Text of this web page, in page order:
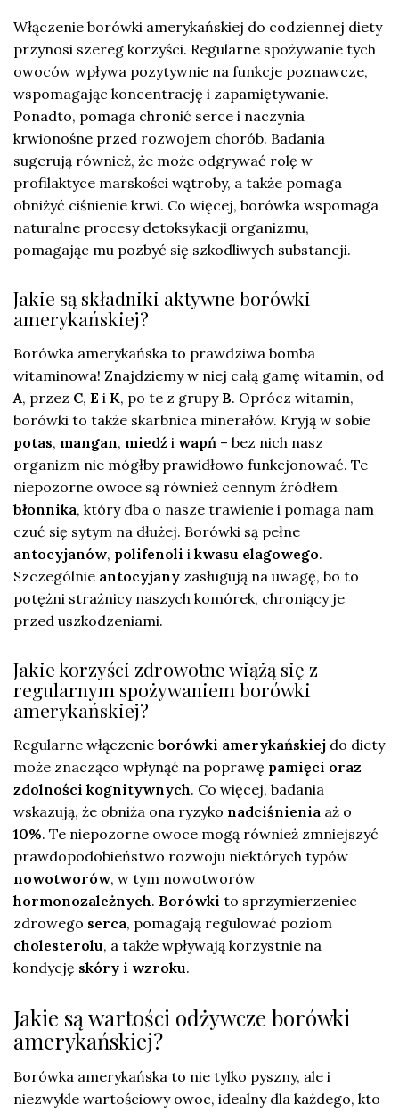
Włączenie borówki amerykańskiej do codziennej diety
przynosi szereg korzyści. Regularne spożywanie tych
owoców wpływa pozytywnie na funkcje poznawcze,
wspomagając koncentrację i zapamiętywanie.
Ponadto, pomaga chronić serce i naczynia
krwionośne przed rozwojem chorób. Badania
sugerują również, że może odgrywać rolę w
profilaktyce marskości wątroby, a także pomaga
obniżyć ciśnienie krwi. Co więcej, borówka wspomaga
naturalne procesy detoksykacji organizmu,
pomagając mu pozbyć się szkodliwych substancji.
Jakie są składniki aktywne borówki
amerykańskiej?
Borówka amerykańska to prawdziwa bomba
witaminowa! Znajdziemy w niej całą gamę witamin, od
A, przez C, E i K, po te z grupy B. Oprócz witamin,
borówki to także skarbnica minerałów. Kryją w sobie
potas, mangan, miedź i wapń – bez nich nasz
organizm nie mógłby prawidłowo funkcjonować. Te
niepozorne owoce są również cennym źródłem
błonnika, który dba o nasze trawienie i pomaga nam
czuć się sytym na dłużej. Borówki są pełne
antocyjanów, polifenoli i kwasu elagowego.
Szczególnie antocyjany zasługują na uwagę, bo to
potężni strażnicy naszych komórek, chroniący je
przed uszkodzeniami.
Jakie korzyści zdrowotne wiążą się z
regularnym spożywaniem borówki
amerykańskiej?
Regularne włączenie borówki amerykańskiej do diety
może znacząco wpłynąć na poprawę pamięci oraz
zdolności kognitywnych. Co więcej, badania
wskazują, że obniża ona ryzyko nadciśnienia aż o
10%. Te niepozorne owoce mogą również zmniejszyć
prawdopodobieństwo rozwoju niektórych typów
nowotworów, w tym nowotworów
hormonozależnych. Borówki to sprzymierzeniec
zdrowego serca, pomagają regulować poziom
cholesterolu, a także wpływają korzystnie na
kondycję skóry i wzroku.
Jakie są wartości odżywcze borówki
amerykańskiej?
Borówka amerykańska to nie tylko pyszny, ale i
niezwykle wartościowy owoc, idealny dla każdego, kto